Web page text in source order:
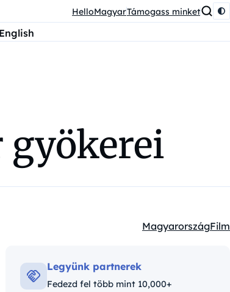
HelloMagyarTámogass minket
Kategóriák:
MagyarországFilm
Legyünk partnerek
Fedezd fel több mint 10,000+